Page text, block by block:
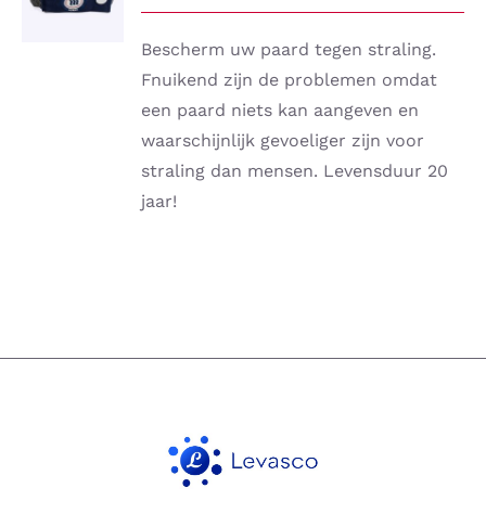
/
Bescherm uw paard tegen straling.
Fnuikend zijn de problemen omdat
een paard niets kan aangeven en
waarschijnlijk gevoeliger zijn voor
straling dan mensen. Levensduur 20
jaar!